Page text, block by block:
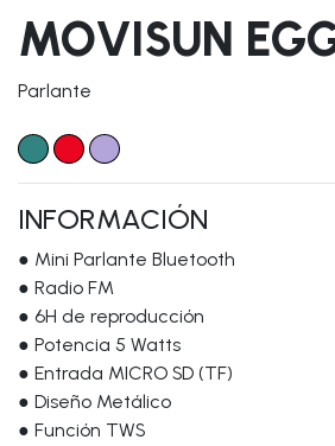
MOVISUN
Parlante
INFORMACIÓN
● Mini Parlante Bluetooth
● Radio FM
● 6H de reproducción
● Potencia 5 Watts
● Entrada MICRO SD (TF)
● Diseño Metálico
● Función TWS